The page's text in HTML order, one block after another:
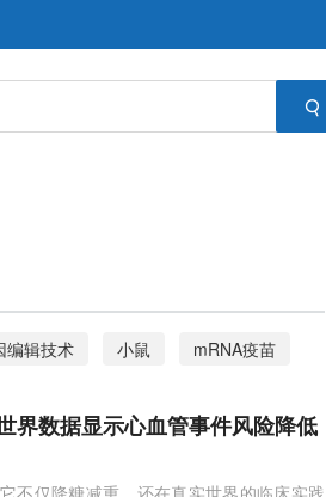
编辑技术 小鼠
mRNA疫苗
法 脑机接口
大脑皮层
天性心脏病
产业发展
界数据显示心血管事件风险降低